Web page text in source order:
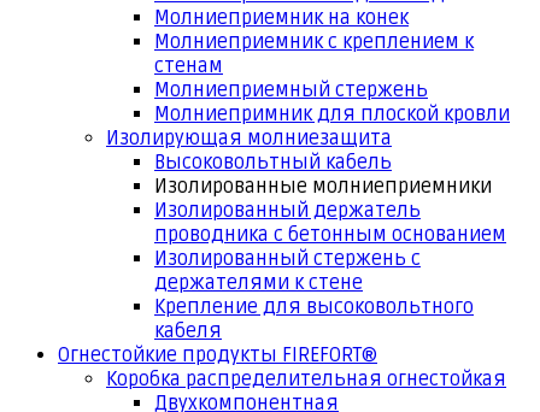
Молниеприемник на конек
Молниеприемник с креплением к
стенам
Молниеприемный стержень
Молниепримник для плоской кровли
Изолирующая молниезащита
Высоковольтный кабель
Изолированные молниеприемники
Изолированный держатель
проводника с бетонным основанием
Изолированный стержень с
держателями к стене
Крепление для высоковольтного
кабеля
Огнестойкие продукты FIREFORT®
Коробка распределительная огнестойкая
Двухкомпонентная